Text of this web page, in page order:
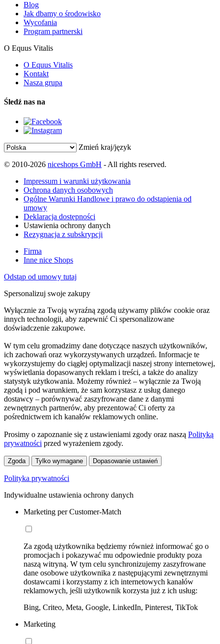
Blog
Jak dbamy o środowisko
Wycofania
Program partnerski
O Equus Vitalis
O Equus Vitalis
Kontakt
Nasza grupa
Śledź nas na
Zmień kraj/język
© 2010-2026 niceshops GmbH - All rights reserved.
Impressum i warunki użytkowania
Ochrona danych osobowych
Ogólne Warunki Handlowe i prawo do odstąpienia od
umowy
Deklaracja dostępności
Ustawienia ochrony danych
Rezygnacja z subskrypcji
Firma
Inne nice Shops
Odstąp od umowy tutaj
Spersonalizuj swoje zakupy
Wyłącznie za Twoją wyraźną zgodą używamy plików cookie oraz
innych technologii, aby zapewnić Ci spersonalizowane
doświadczenie zakupowe.
W tym celu gromadzimy dane dotyczące naszych użytkowników,
ich zachowań oraz wykorzystywanych urządzeń. Informacje te
wykorzystujemy do ciągłej optymalizacji naszej strony internetowej,
wyświetlania dopasowanych reklam i treści, a także do analizy
statystyk użytkowania. Możemy również – wyłącznie za Twoją
zgodą i pod warunkiem, że sam korzystasz z usług danego
dostawcy – porównywać zaszyfrowane dane z danymi
zewnętrznych partnerów, aby prezentować Ci oferty za
pośrednictwem ich kanałów reklamowych online.
Prosimy o zapoznanie się z ustawieniami zgody oraz naszą Polityką
prywatności przed wyrażeniem zgody.
Zgoda Tylko wymagane Dopasowanie ustawień
Polityka prywatności
Indywidualne ustawienia ochrony danych
Marketing per Customer-Match
Za zgodą użytkownika będziemy również informować go o
promocjach i pokazywać mu odpowiednie produkty poza
naszą witryną. W tym celu synchronizujemy zaszyfrowane
dane osobowe użytkownika z następującymi zewnętrznymi
dostawcami i korzystamy z ich internetowych kanałów
reklamowych, jeśli użytkownik korzysta już z ich usług:
Bing, Criteo, Meta, Google, LinkedIn, Pinterest, TikTok
Marketing